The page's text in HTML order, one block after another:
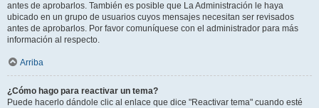
antes de aprobarlos. También es posible que La Administración le haya
ubicado en un grupo de usuarios cuyos mensajes necesitan ser revisados
antes de aprobarlos. Por favor comuníquese con el administrador para más
información al respecto.
Arriba
¿Cómo hago para reactivar un tema?
Puede hacerlo dándole clic al enlace que dice "Reactivar tema" cuando esté